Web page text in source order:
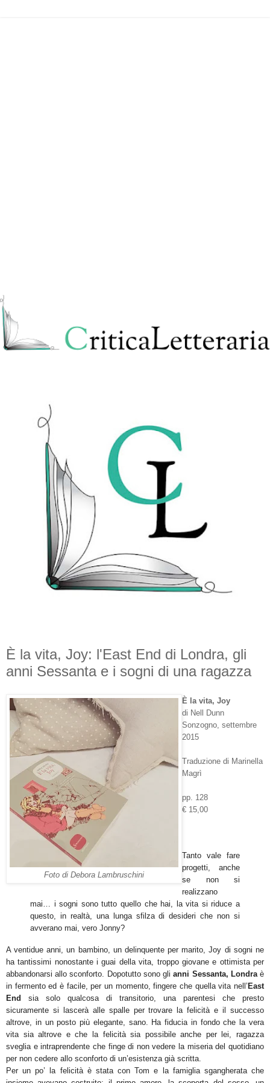
È la vita, Joy: l'East End di Londra, gli
anni Sessanta e i sogni di una ragazza
Foto di Debora Lambruschini
È la vita, Joy
di Nell Dunn
Sonzogno, settembre
2015
Traduzione di Marinella
Magrì
pp. 128
€ 15,00
Tanto vale fare
progetti, anche
se non si
realizzano
mai… i sogni sono tutto quello che hai, la vita si riduce a
questo, in realtà, una lunga sfilza di desideri che non si
avverano mai, vero Jonny?
A ventidue anni, un bambino, un delinquente per marito, Joy di sogni ne
ha tantissimi nonostante i guai della vita, troppo giovane e ottimista per
abbandonarsi allo sconforto. Dopotutto sono glianni Sessanta, Londraè
in fermento ed è facile, per un momento, fingere che quella vita nell’East
End sia solo qualcosa di transitorio, una parentesi che presto
sicuramente si lascerà alle spalle per trovare la felicità e il successo
altrove, in un posto più elegante, sano. Ha fiducia in fondo che la vera
vita sia altrove e che la felicità sia possibile anche per lei, ragazza
sveglia e intraprendente che finge di non vedere la miseria del quotidiano
per non cedere allo sconforto di un’esistenza già scritta.
Per un po’ la felicità è stata con Tom e la famiglia sgangherata che